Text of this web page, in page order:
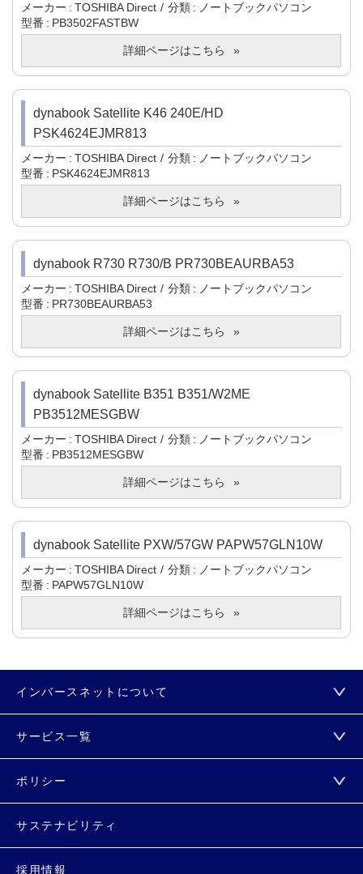
メーカー TOSHIBA Direct 分類
ノートブックパソコン
型番
PB3502FASTBW
詳細ページはこちら
dynabook Satellite K46 240E/HD
PSK4624EJMR813
メーカー TOSHIBA Direct 分類
ノートブックパソコン
型番
PSK4624EJMR813
詳細ページはこちら
dynabook R730 R730/B PR730BEAURBA53
メーカー TOSHIBA Direct 分類
ノートブックパソコン
型番
PR730BEAURBA53
詳細ページはこちら
dynabook Satellite B351 B351/W2ME
PB3512MESGBW
メーカー TOSHIBA Direct 分類
ノートブックパソコン
型番
PB3512MESGBW
詳細ページはこちら
dynabook Satellite PXW/57GW PAPW57GLN10W
メーカー TOSHIBA Direct 分類
ノートブックパソコン
型番
PAPW57GLN10W
詳細ページはこちら
インバースネットについて
サービス一覧
ポリシー
サステナビリティ
採用情報